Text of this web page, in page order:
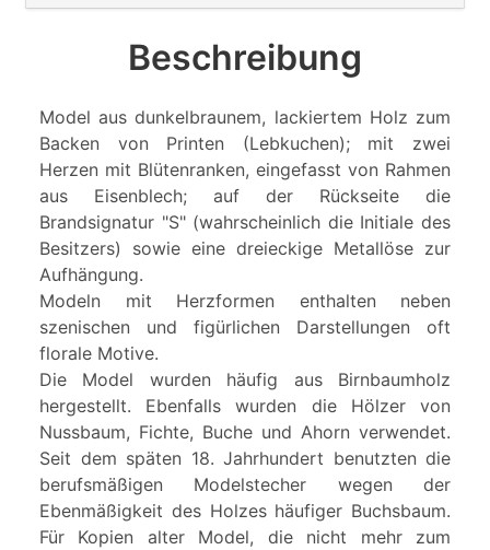
Beschreibung
Model aus dunkelbraunem, lackiertem Holz zum
Backen von Printen (Lebkuchen); mit zwei
Herzen mit Blütenranken, eingefasst von Rahmen
aus Eisenblech; auf der Rückseite die
Brandsignatur "S" (wahrscheinlich die Initiale des
Besitzers) sowie eine dreieckige Metallöse zur
Aufhängung.
Modeln mit Herzformen enthalten neben
szenischen und figürlichen Darstellungen oft
florale Motive.
Die Model wurden häufig aus Birnbaumholz
hergestellt. Ebenfalls wurden die Hölzer von
Nussbaum, Fichte, Buche und Ahorn verwendet.
Seit dem späten 18. Jahrhundert benutzten die
berufsmäßigen Modelstecher wegen der
Ebenmäßigkeit des Holzes häufiger Buchsbaum.
Für Kopien alter Model, die nicht mehr zum